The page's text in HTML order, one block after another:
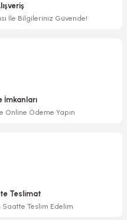
İle Bilgileriniz Güvende!
İmkanları
Online Ödeme Yapın
Teslimat
Saatte Teslim Edelim